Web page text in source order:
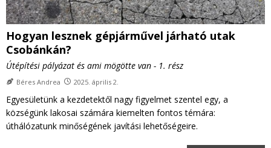
Hogyan lesznek gépjárművel járható utak
Csobánkán?
Útépítési pályázat és ami mögötte van - 1. rész
Béres Andrea 2025. április 2.
Egyesületünk a kezdetektől nagy figyelmet szentel egy, a
községünk lakosai számára kiemelten fontos témára:
úthálózatunk minőségének javítási lehetőségeire.